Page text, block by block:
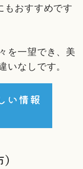
おすすめです
を一望でき、美
いなしです。
い情報